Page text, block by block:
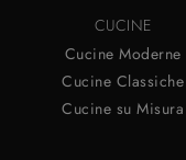
CUCINE
Cucine Moderne
Cucine Classiche
Cucine su Misura